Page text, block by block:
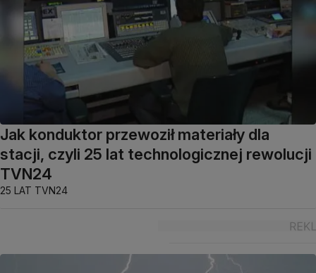
Jak konduktor przewoził materiały dla
stacji, czyli 25 lat technologicznej rewolucji
TVN24
25 LAT TVN24